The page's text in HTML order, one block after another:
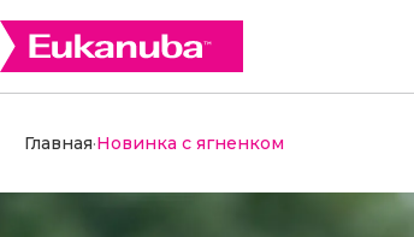
Главная·Новинка с ягненком